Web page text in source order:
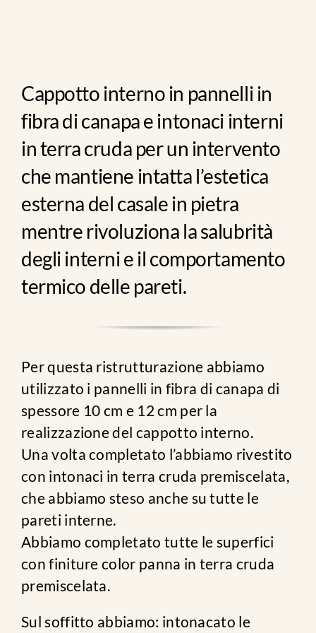
Cappotto interno in pannelli in
fibra di canapa e intonaci interni
in terra cruda per un intervento
che mantiene intatta l’estetica
esterna del casale in pietra
mentre rivoluziona la salubrità
degli interni e il comportamento
termico delle pareti.
Per questa ristrutturazione abbiamo
utilizzato i pannelli in fibra di canapa di
spessore 10 cm e 12 cm per la
realizzazione del cappotto interno.
Una volta completato l’abbiamo rivestito
con intonaci in terra cruda premiscelata,
che abbiamo steso anche su tutte le
pareti interne.
Abbiamo completato tutte le superfici
con finiture color panna in terra cruda
premiscelata.
Sul soffitto abbiamo: intonacato le